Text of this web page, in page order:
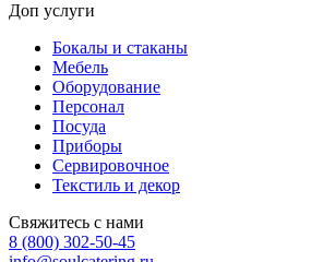
Доп услуги
Бокалы и стаканы
Мебель
Оборудование
Персонал
Посуда
Приборы
Сервировочное
Текстиль и декор
Свяжитесь с нами
8 (800) 302-50-45